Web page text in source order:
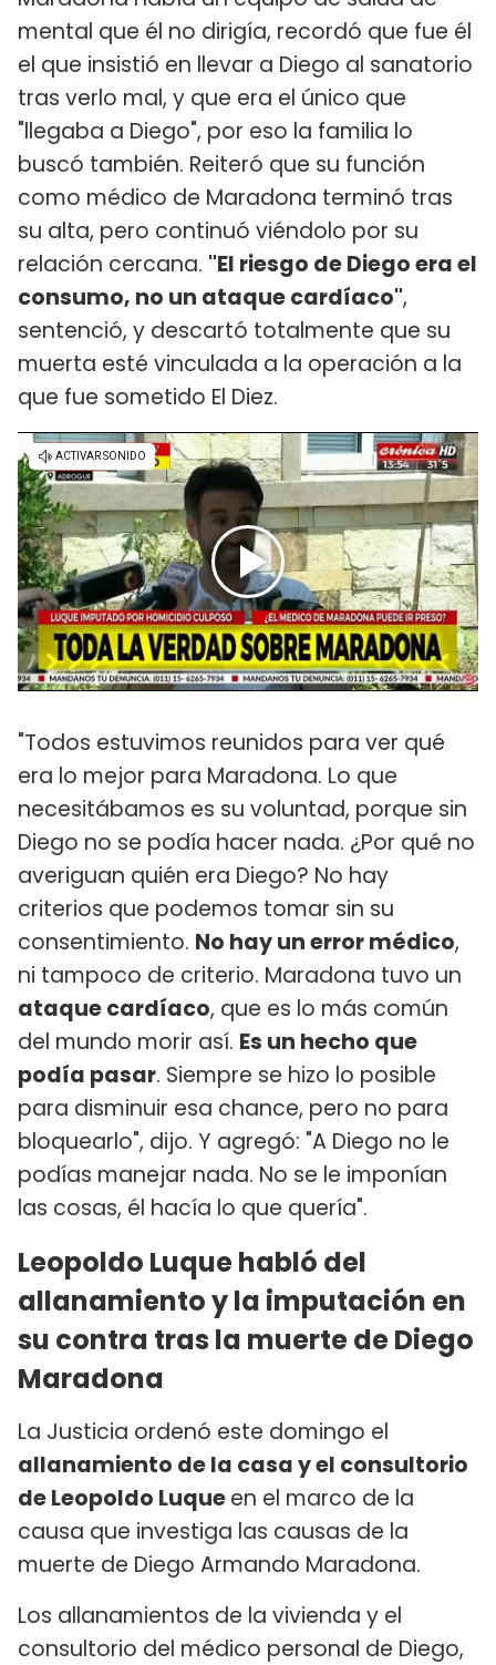
mental que él no dirigía, recordó que fue él
el que insistió en llevar a Diego al sanatorio
tras verlo mal, y que era el único que
"llegaba a Diego", por eso la familia lo
buscó también. Reiteró que su función
como médico de Maradona terminó tras
su alta, pero continuó viéndolo por su
relación cercana. "El riesgo de Diego era el
consumo, no un ataque cardíaco",
sentenció, y descartó totalmente que su
muerta esté vinculada a la operación a la
que fue sometido El Diez.
"Todos estuvimos reunidos para ver qué
era lo mejor para Maradona. Lo que
necesitábamos es su voluntad, porque sin
Diego no se podía hacer nada. ¿Por qué no
averiguan quién era Diego? No hay
criterios que podemos tomar sin su
consentimiento. No hay un error médico,
ni tampoco de criterio. Maradona tuvo un
ataque cardíaco, que es lo más común
del mundo morir así. Es un hecho que
podía pasar. Siempre se hizo lo posible
para disminuir esa chance, pero no para
bloquearlo", dijo. Y agregó: "A Diego no le
podías manejar nada. No se le imponían
las cosas, él hacía lo que quería".
Leopoldo Luque habló del
allanamiento y la imputación en
su contra tras la muerte de Diego
Maradona
La Justicia ordenó este domingo el
allanamiento de la casa y el consultorio
de Leopoldo Luqueen el marco de la
causa que investiga las causas de la
muerte de Diego Armando Maradona.
Los allanamientos de la vivienda y el
consultorio del médico personal de Diego,